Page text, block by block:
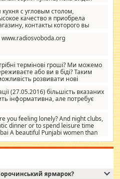
креативненько и что главное -
наворотов удорожающих
кухня с угловым столом,
качество я приобрела
контакты которого вы
термінові гроші? Ми можемо
або ви в біді? Таким
розвивати нові
дати їм шанс. Кожен
влада не зможе, вони
нас нема багато суми, і зрілість
і нічого іншого. Не чекайте і не
яку ви хочете подати, і ми
зв'яжіться з нами
Вам потрібні термінові
(27.05.2016) більшість вказаних
інформативна, але потребує
you feeling lonely? And night clubs,
dinner or to spend leisure time
A beautiful Punjabi women than
you guys feel like 5 star luxury
search for loved solitaire free
and shapely body shapes.
friendly and cheerful girl.
latest pictures of her body and the
ярмарок?